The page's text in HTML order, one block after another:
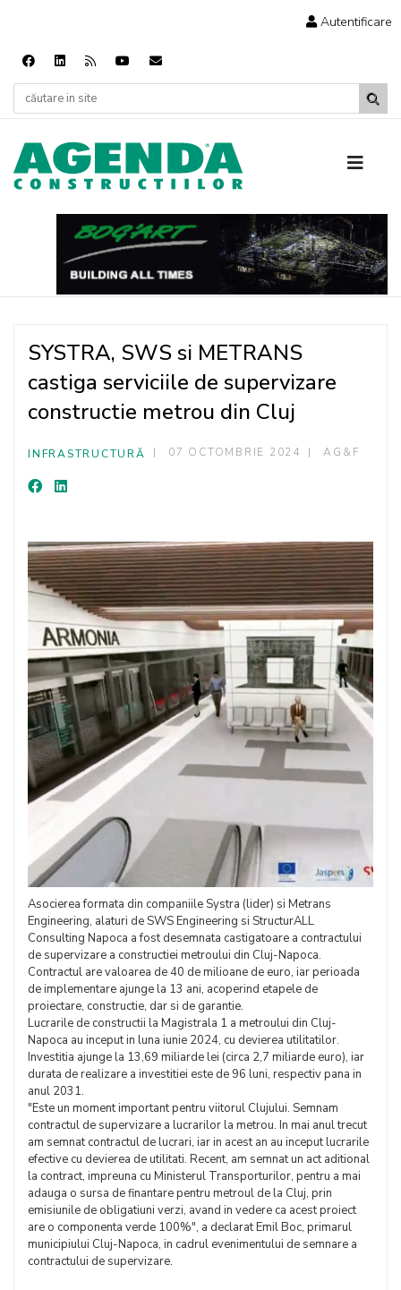
Autentificare
SYSTRA, SWS si METRANS
castiga serviciile de supervizare
constructie metrou din Cluj
INFRASTRUCTURĂ 07 OCTOMBRIE 2024 AG&F
Asocierea formata din companiile Systra (lider) si Metrans
Engineering, alaturi de SWS Engineering si StructurALL
Consulting Napoca a fost desemnata castigatoare a contractului
de supervizare a constructiei metroului din Cluj-Napoca.
Contractul are valoarea de 40 de milioane de euro, iar perioada
de implementare ajunge la 13 ani, acoperind etapele de
proiectare, constructie, dar si de garantie.
Lucrarile de constructii la Magistrala 1 a metroului din Cluj-
Napoca au inceput in luna iunie 2024, cu devierea utilitatilor.
Investitia ajunge la 13,69 miliarde lei (circa 2,7 miliarde euro), iar
durata de realizare a investitiei este de 96 luni, respectiv pana in
anul 2031.
"Este un moment important pentru viitorul Clujului. Semnam
contractul de supervizare a lucrarilor la metrou. In mai anul trecut
am semnat contractul de lucrari, iar in acest an au inceput lucrarile
efective cu devierea de utilitati. Recent, am semnat un act aditional
la contract, impreuna cu Ministerul Transporturilor, pentru a mai
adauga o sursa de finantare pentru metroul de la Cluj, prin
emisiunile de obligatiuni verzi, avand in vedere ca acest proiect
are o componenta verde 100%", a declarat Emil Boc, primarul
municipiului Cluj-Napoca, in cadrul evenimentului de semnare a
contractului de supervizare.